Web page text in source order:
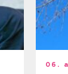
06.